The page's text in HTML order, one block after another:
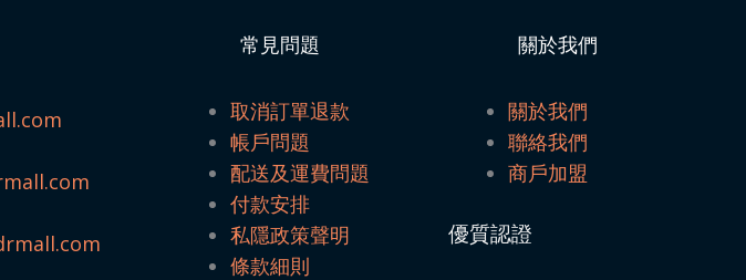
常見問題
取消訂單退款
帳戶問題
配送及運費問題
付款安排
私隱政策聲明
條款細則
關於我們
關於我們
聯絡我們
商戶加盟
優質認證